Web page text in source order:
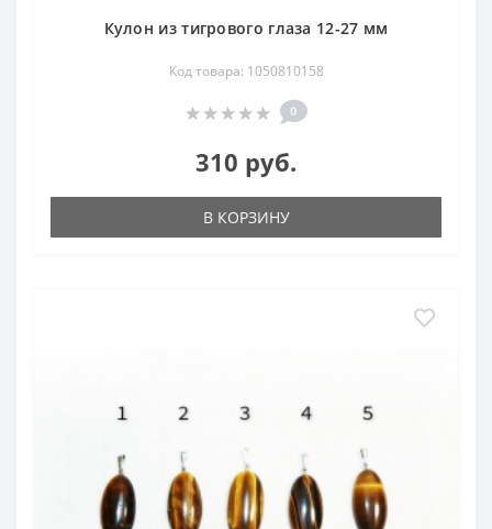
Кулон из тигрового глаза 12-27 мм
Код товара: 1050810158
0
310 руб.
В КОРЗИНУ